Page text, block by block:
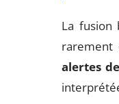
La fusion
rarement
alertes